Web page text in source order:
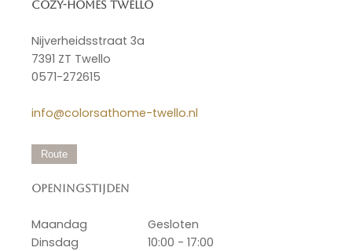
Cozy-Homes Twello
Nijverheidsstraat 3a
7391 ZT Twello
0571-272615
info@colorsathome-twello.nl
Route
Openingstijden
Maandag
Gesloten
Dinsdag
10:00 - 17:00